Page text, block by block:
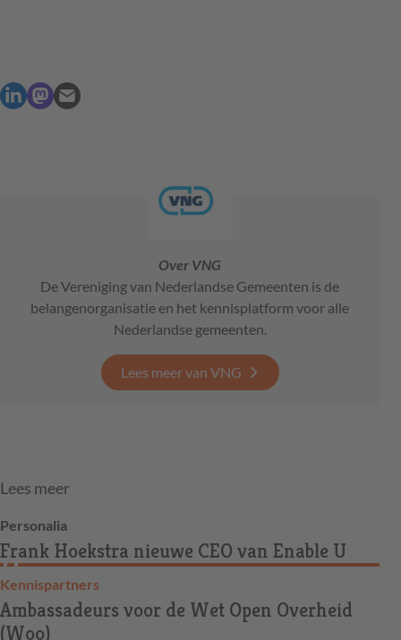
Over VNG
De Vereniging van Nederlandse Gemeenten is de
belangenorganisatie en het kennisplatform voor alle
Nederlandse gemeenten.
Lees meer van VNG
Lees meer
Personalia
Frank Hoekstra nieuwe CEO van Enable U
Kennispartners
Ambassadeurs voor de Wet Open Overheid
(Woo)